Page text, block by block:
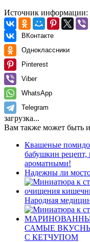
Источник информации:
ВКонтакте
Одноклассники
Pinterest
Viber
WhatsApp
Telegram
загрузка...
Вам также может быть
Квашеные
бабушкин рецепт,
ароматными!
Надежны ли
Народная
САМЫЕ
С КЕТЧУПОМ